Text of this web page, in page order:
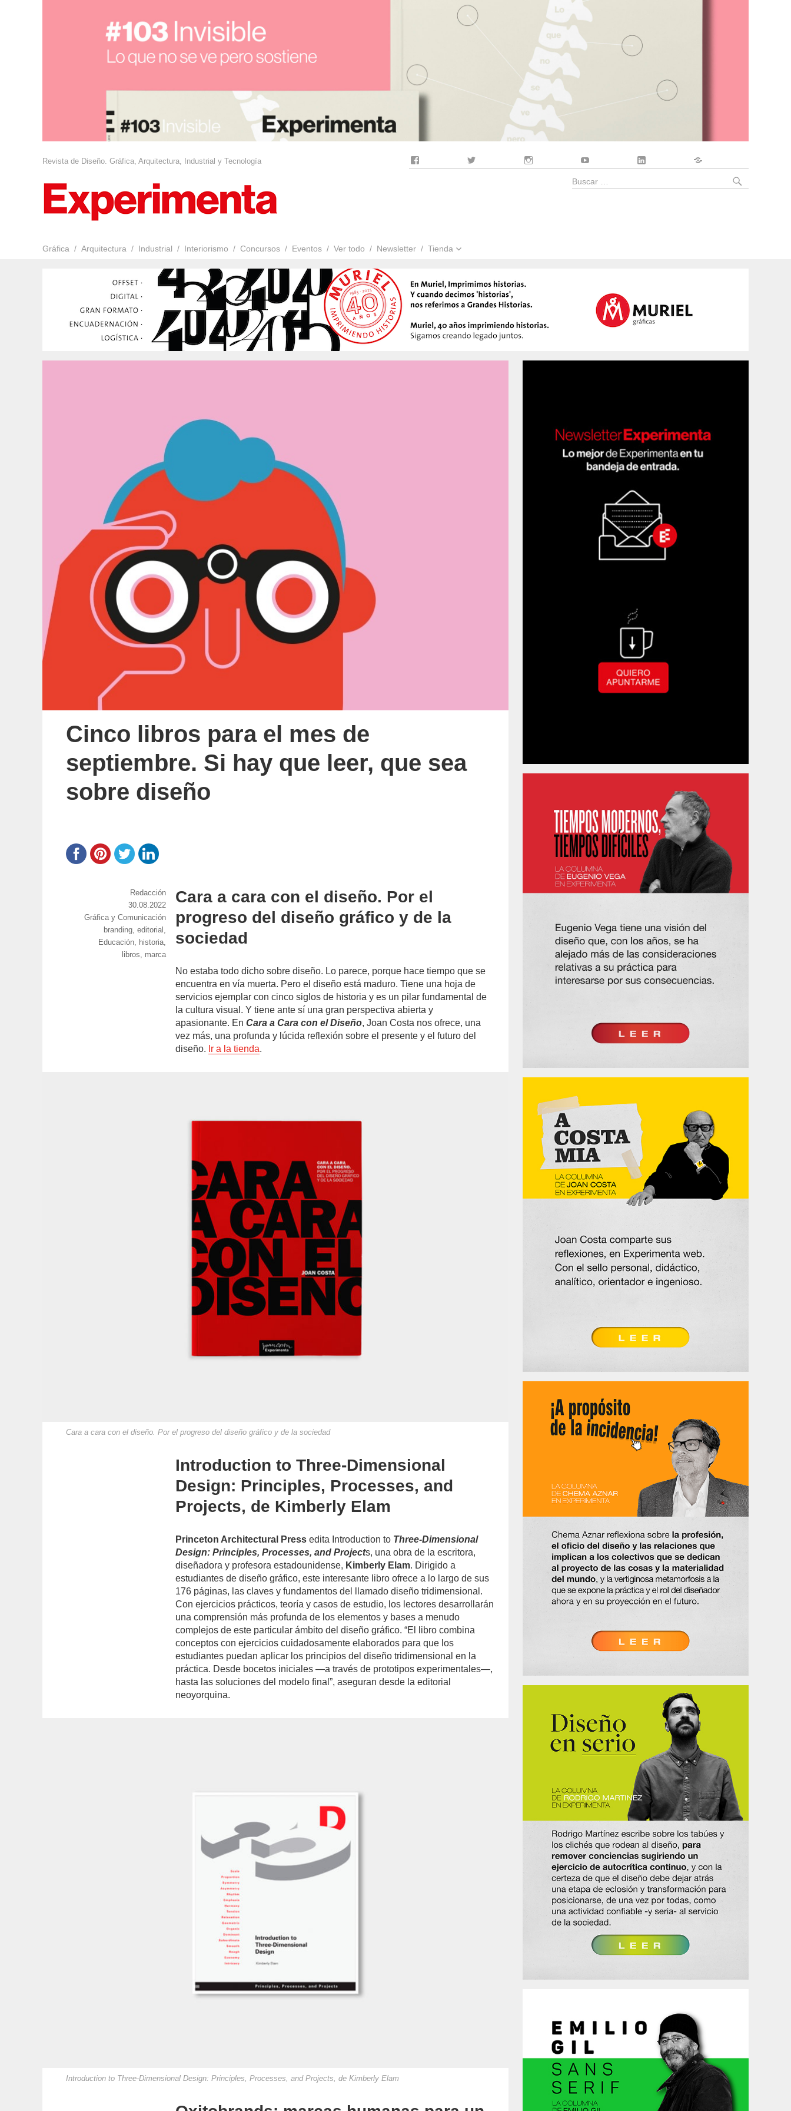
Revista de Diseño. Gráfica, Arquitectura, Industrial y Tecnología
Gráfica Arquitectura Industrial Interiorismo Concursos Eventos Ver todo Newsletter Tienda
Buscar
Cinco libros para el mes de
septiembre. Si hay que leer, que sea
sobre diseño
Cara a cara con el diseño. Por el
progreso del diseño gráfico y de la
sociedad
No estaba todo dicho sobre diseño. Lo parece, porque hace tiempo que se
encuentra en vía muerta. Pero el diseño está maduro. Tiene una hoja de
servicios ejemplar con cinco siglos de historia y es un pilar fundamental de
la cultura visual. Y tiene ante sí una gran perspectiva abierta y
apasionante. EnCara a Cara con el Diseño, Joan Costa nos ofrece, una
vez más, una profunda y lúcida reflexión sobre el presente y el futuro del
diseño. Ir a la tienda.
Cara a cara con el diseño. Por el progreso del diseño gráfico y de la sociedad
Introduction to Three-Dimensional
Design: Principles, Processes, and
Projects, de Kimberly Elam
Princeton Architectural Press edita Introduction to Three-Dimensional
Design: Principles, Processes, and Projects, una obra de la escritora,
diseñadora y profesora estadounidense, Kimberly Elam. Dirigido a
estudiantes de diseño gráfico, este interesante libro ofrece a lo largo de sus
176 páginas, las claves y fundamentos del llamado diseño tridimensional.
Con ejercicios prácticos, teoría y casos de estudio, los lectores desarrollarán
una comprensión más profunda de los elementos y bases a menudo
complejos de este particular ámbito del diseño gráfico. “El libro combina
conceptos con ejercicios cuidadosamente elaborados para que los
estudiantes puedan aplicar los principios del diseño tridimensional en la
práctica. Desde bocetos iniciales —a través de prototipos experimentales—,
hasta las soluciones del modelo final”, aseguran desde la editorial
neoyorquina.
Introduction to Three-Dimensional Design: Principles, Processes, and Projects, de Kimberly Elam
https://www.experimenta.es/author/redaccion/
Redacción
Publicado
el
30.08.2022
Categorías
Gráfica y Comunicación
Etiquetas
branding,editorial ,
Educación, historia,
libros, marca